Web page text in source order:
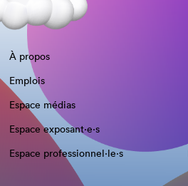
À propos
Emplois
Espace médias
Espace exposant·e⋅s
Espace professionnel·le⋅s